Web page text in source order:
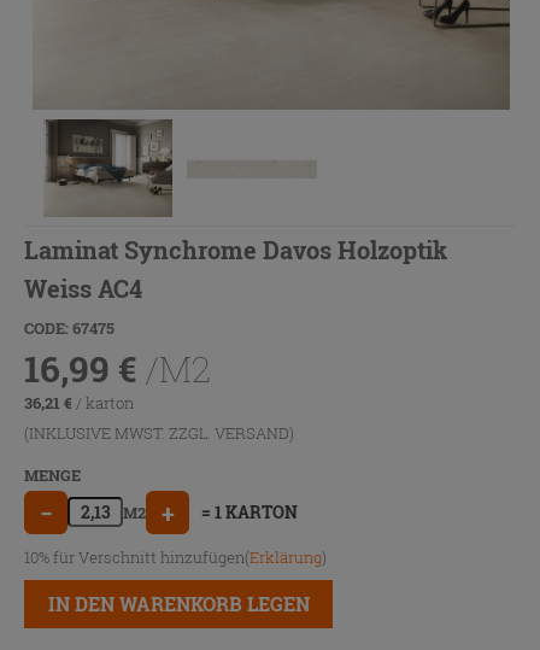
Laminat Synchrome Davos Holzoptik
Weiss AC4
CODE: 67475
16,99 € /M2
36,21€ / karton
(INKLUSIVE MWST. ZZGL. VERSAND)
MENGE
− M2 + = 1 KARTON
10% für Verschnitt hinzufügen(Erklärung)
IN DEN WARENKORB LEGEN